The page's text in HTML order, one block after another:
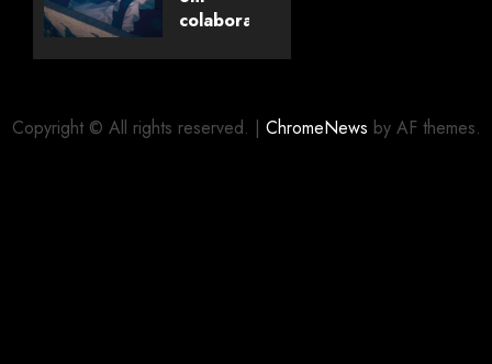
Livros
colaboração
Copyright © All rights reserved. | ChromeNews by AF themes.